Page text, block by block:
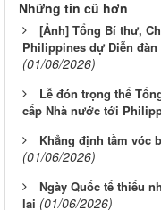
Những tin cũ hơn
[Ảnh] Tổng Bí thư,
Philippines dự Diễn
(01/06/2026)
Lễ đón trọng thể
cấp Nhà nước tới
Khẳng định tầm vóc
(01/06/2026)
Ngày Quốc tế thiếu
lai (01/06/2026)